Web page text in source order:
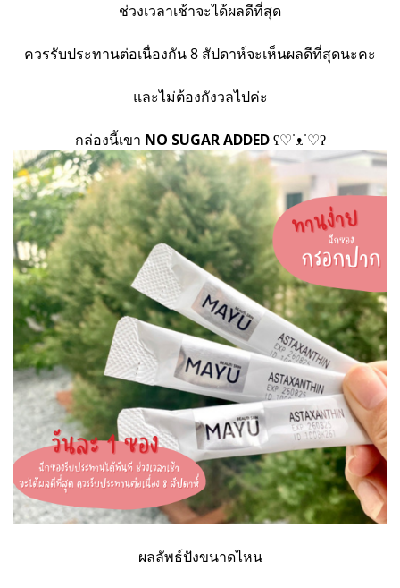
ช่วงเวลาเช้าจะได้ผลดีที่สุด
ควรรับประทานต่อเนื่องกัน 8 สัปดาห์จะเห็นผลดีที่สุดนะคะ
และไม่ต้องกังวลไปค่ะ
กล่องนี้เขา NO SUGAR ADDEDʕ♡˙ᴥ˙♡ʔ
ผลลัพธ์ปังขนาดไหน